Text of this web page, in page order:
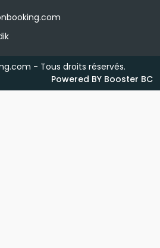
- Tous droits réservés.
Powered BY Booster BC